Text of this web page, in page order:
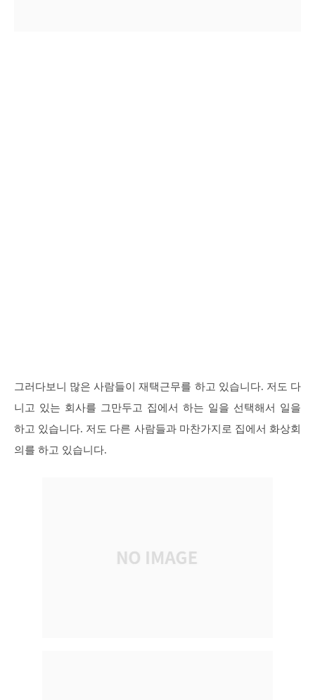
그러다보니 많은 사람들이 재택근무를 하고 있습니다. 저도 다
니고 있는 회사를 그만두고 집에서 하는 일을 선택해서 일을
하고 있습니다. 저도 다른 사람들과 마찬가지로 집에서 화상회
의를 하고 있습니다.